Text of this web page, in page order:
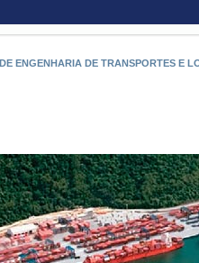
ENGENHARIA DE TRANSPORTES E